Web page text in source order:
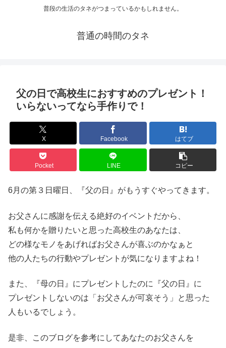
普段の生活のタネがつまっているかもしれません。
普通の時間のタネ
父の日で高校生におすすめのプレゼント！
いらないってなら手作りで！
X Facebook はてブ
Pocket LINE コピー
6月の第３日曜日、『父の日』がもうすぐやってきます。
お父さんに感謝を伝える絶好のイベントだから、
私も何かを贈りたいと思った高校生のあなたは、
どの様なモノをあげればお父さんが喜ぶのかなぁと
他の人たちの行動やプレゼントが気になりますよね！
また、『母の日』にプレゼントしたのに『父の日』に
プレゼントしないのは「お父さんが可哀そう」と思った
人もいるでしょう。
是非、このブログを参考にしてあなたのお父さんを